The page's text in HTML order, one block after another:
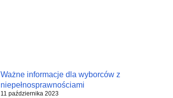
Ważne informacje dla wyborców z
niepełnosprawnościami
11 października 2023